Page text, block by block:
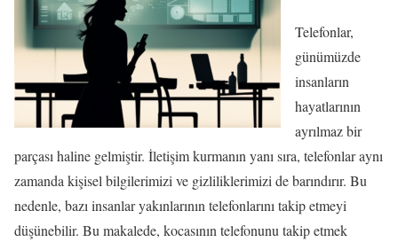
Telefonlar,
günümüzde
insanların
hayatlarının
ayrılmaz bir
parçası haline gelmiştir. İletişim kurmanın yanı sıra, telefonlar aynı
zamanda kişisel bilgilerimizi ve gizliliklerimizi de barındırır. Bu
nedenle, bazı insanlar yakınlarının telefonlarını takip etmeyi
düşünebilir. Bu makalede, kocasının telefonunu takip etmek